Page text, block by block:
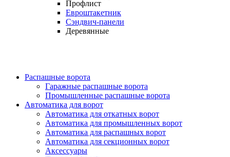
Профлист
Евроштакетник
Сэндвич-панели
Деревянные
Распашные ворота
Гаражные распашные ворота
Промышленные распашные ворота
Автоматика для ворот
Автоматика для откатных ворот
Автоматика для промышленных ворот
Автоматика для распашных ворот
Автоматика для секционных ворот
Аксессуары